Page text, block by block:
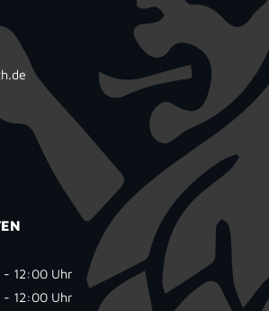
12:00 Uhr
12:00 Uhr